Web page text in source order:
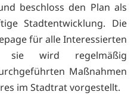
beschloss den Plan als
Stadtentwicklung. Die
für alle Interessierten
sie wird regelmäßig
Maßnahmen
im Stadtrat vorgestellt.